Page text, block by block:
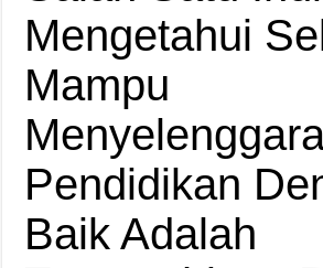
Mengetahui
Mampu
Pendidikan
Baik Adalah